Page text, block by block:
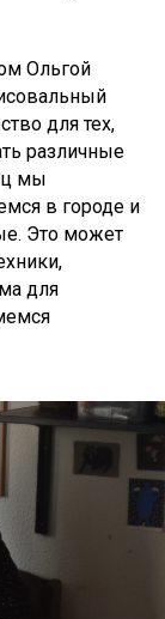
Ольгой
для тех,
различные
мы
в городе и
Это может
для